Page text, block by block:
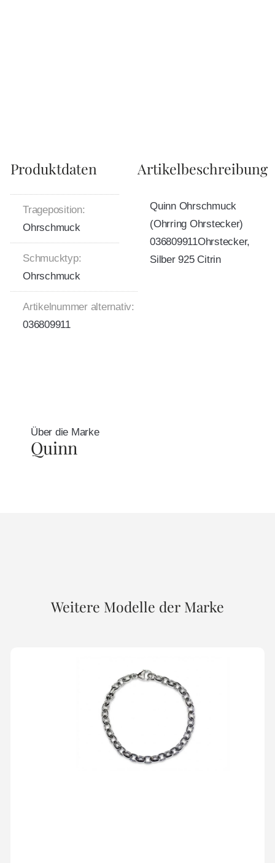
Produktdaten
Trageposition:
Ohrschmuck
Schmucktyp:
Ohrschmuck
Artikelnummer alternativ:
036809911
Artikelbeschreibung
Quinn Ohrschmuck
(Ohrring Ohrstecker)
036809911Ohrstecker,
Silber 925 Citrin
Über die Marke
Quinn
Weitere Modelle der Marke